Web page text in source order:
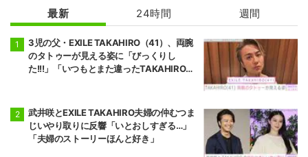
最新 24時間 週間
3児の父・EXILE TAKAHIRO（41）、両腕
のタトゥーが見える姿に「びっくりし
た!!!」「いつもとまた違ったTAKAHIROさ
武井咲とEXILE TAKAHIRO夫婦の仲むつま
じいやり取りに反響「いとおしすぎる…」
「夫婦のストーリーほんと好き」